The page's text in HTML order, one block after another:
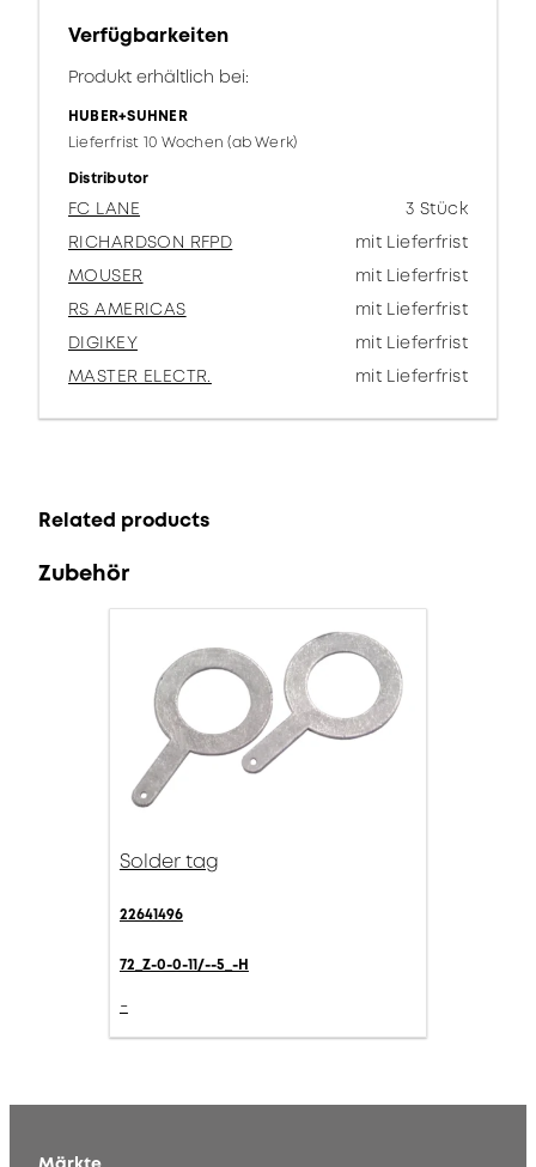
Verfügbarkeiten
Produkt erhältlich bei:
HUBER+SUHNER
Lieferfrist 10 Wochen (ab Werk)
Distributor
FC LANE
3 Stück
RICHARDSON RFPD
mit Lieferfrist
MOUSER
mit Lieferfrist
RS AMERICAS
mit Lieferfrist
DIGIKEY
mit Lieferfrist
MASTER ELECTR.
mit Lieferfrist
Related products
Zubehör
Solder tag
22641496
72_Z-0-0-11/--5_-H
-